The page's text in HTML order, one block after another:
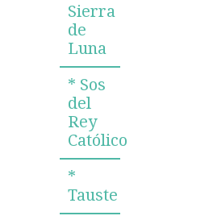
Sierra
de
Luna
* Sos
del
Rey
Católico
*
Tauste